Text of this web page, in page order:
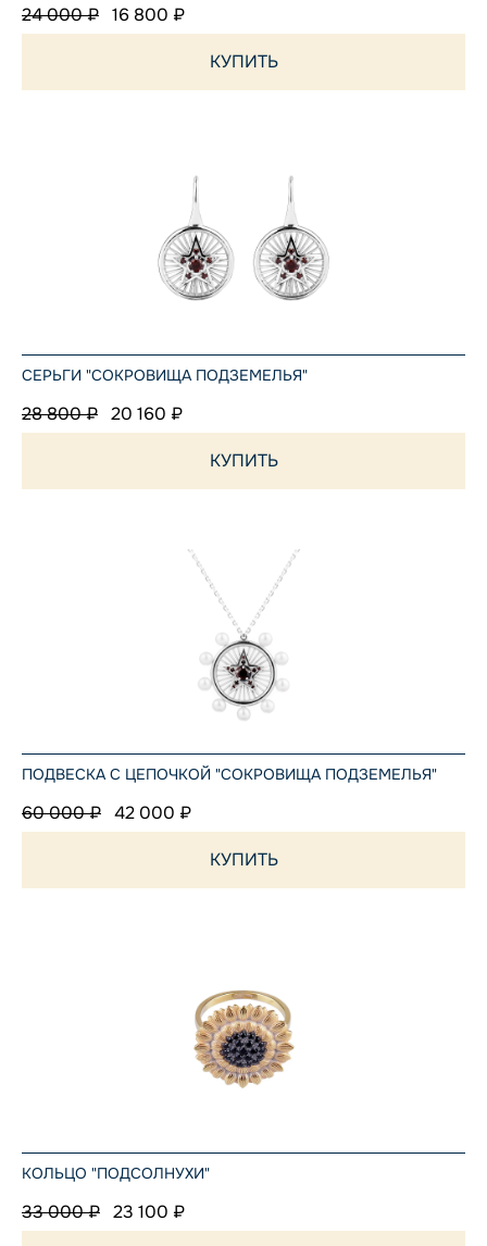
24 000 ₽ 16 800 ₽
КУПИТЬ
СЕРЬГИ "СОКРОВИЩА ПОДЗЕМЕЛЬЯ"
28 800 ₽ 20 160 ₽
КУПИТЬ
ПОДВЕСКА С ЦЕПОЧКОЙ "СОКРОВИЩА ПОДЗЕМЕЛЬЯ"
60 000 ₽ 42 000 ₽
КУПИТЬ
КОЛЬЦО "ПОДСОЛНУХИ"
33 000 ₽ 23 100 ₽